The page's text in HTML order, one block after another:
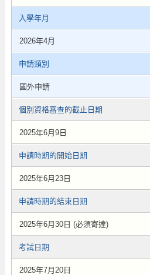
入學年月
2026年4月
申請類別
國外申請
個別資格審查的截止日期
2025年6月9日
申請時期的開始日期
2025年6月23日
申請時期的結束日期
2025年6月30日 (必須寄達)
考試日期
2025年7月20日